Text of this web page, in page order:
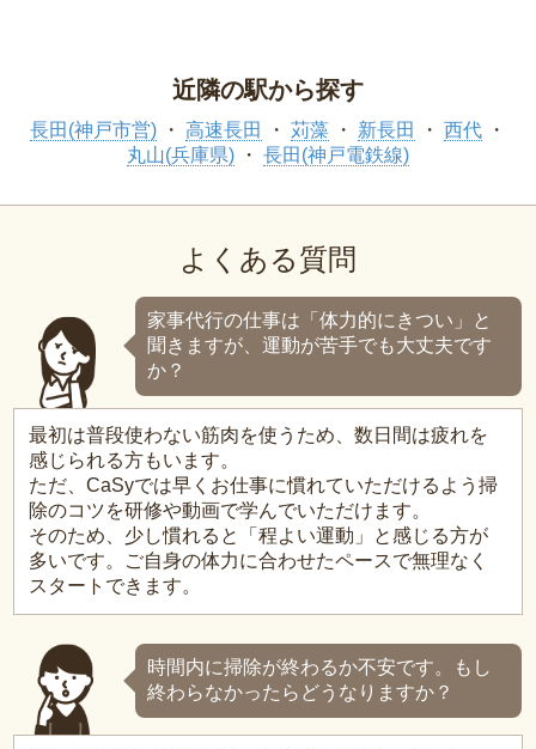
近隣の駅から探す
長田(神戸市営) 高速長田 苅藻 新長田
西代
丸山(兵庫県)
長田(神戸電鉄線)
よくある質問
家事代行の仕事は「体力的にきつい」と
聞きますが、運動が苦手でも大丈夫です
か？
最初は普段使わない筋肉を使うため、数日間は疲れを
感じられる方もいます。
ただ、CaSyでは早くお仕事に慣れていただけるよう掃
除のコツを研修や動画で学んでいただけます。
そのため、少し慣れると「程よい運動」と感じる方が
多いです。ご自身の体力に合わせたペースで無理なく
スタートできます。
時間内に掃除が終わるか不安です。もし
終わらなかったらどうなりますか？